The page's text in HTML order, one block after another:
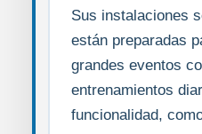
Sus instalaciones
están preparadas
grandes eventos
entrenamientos
funcionalidad,